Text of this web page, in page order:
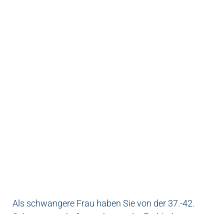
Als schwangere Frau haben Sie von der 37.-42.